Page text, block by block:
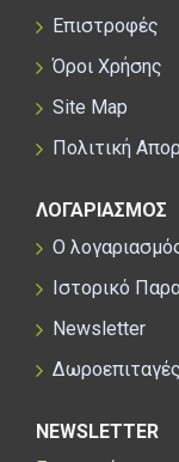
Επιστροφές
Όροι Χρήσης
Site Map
Πολιτική
ΛΟΓΑΡΙΑΣΜΟΣ
Ο
Ιστορικό
Newsletter
Δωροεπιταγές
NEWSLETTER